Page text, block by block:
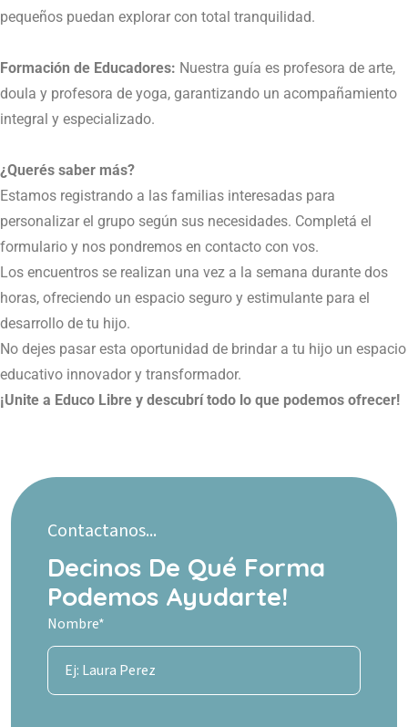
pequeños puedan explorar con total tranquilidad.
Formación de Educadores: Nuestra guía es profesora de arte,
doula y profesora de yoga, garantizando un acompañamiento
integral y especializado.
¿Querés saber más?
Estamos registrando a las familias interesadas para
personalizar el grupo según sus necesidades. Completá el
formulario y nos pondremos en contacto con vos.
Los encuentros se realizan una vez a la semana durante dos
horas, ofreciendo un espacio seguro y estimulante para el
desarrollo de tu hijo.
No dejes pasar esta oportunidad de brindar a tu hijo un espacio
educativo innovador y transformador.
¡Unite a Educo Libre y descubrí todo lo que podemos ofrecer!
Contactanos...
Decinos De Qué Forma
Podemos Ayudarte!
Nombre*